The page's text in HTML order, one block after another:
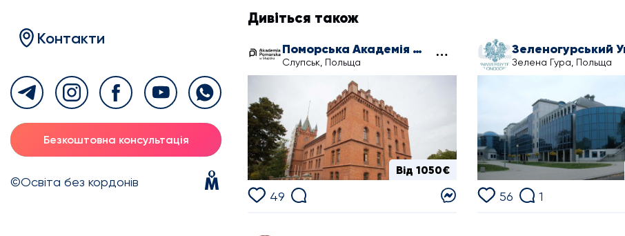
Контакти
Безкоштовна консультація
©Освіта без кордонів
Дивіться також
Поморська Академія в Слупську
Слупськ, Польща
Від 1050€
49
Зелена Гура, Польща
56 1